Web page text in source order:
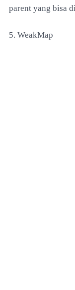
parent yang bisa
5. WeakMap